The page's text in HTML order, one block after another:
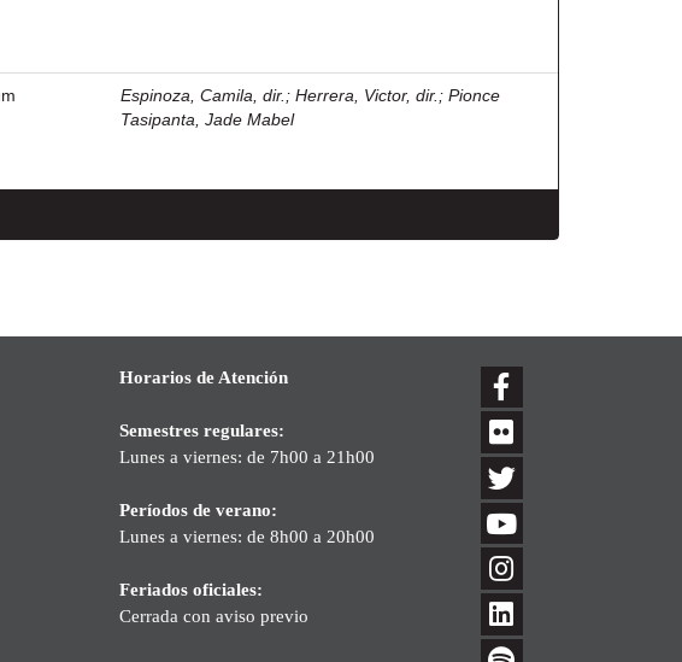
Espinoza, Camila, dir. ; Herrera, Victor, dir. ; Pionce
Tasipanta, Jade Mabel
Horarios de Atención
Semestres regulares:
Lunes a viernes: de 7h00 a 21h00
Períodos de verano:
Lunes a viernes: de 8h00 a 20h00
Feriados oficiales:
Cerrada con aviso previo